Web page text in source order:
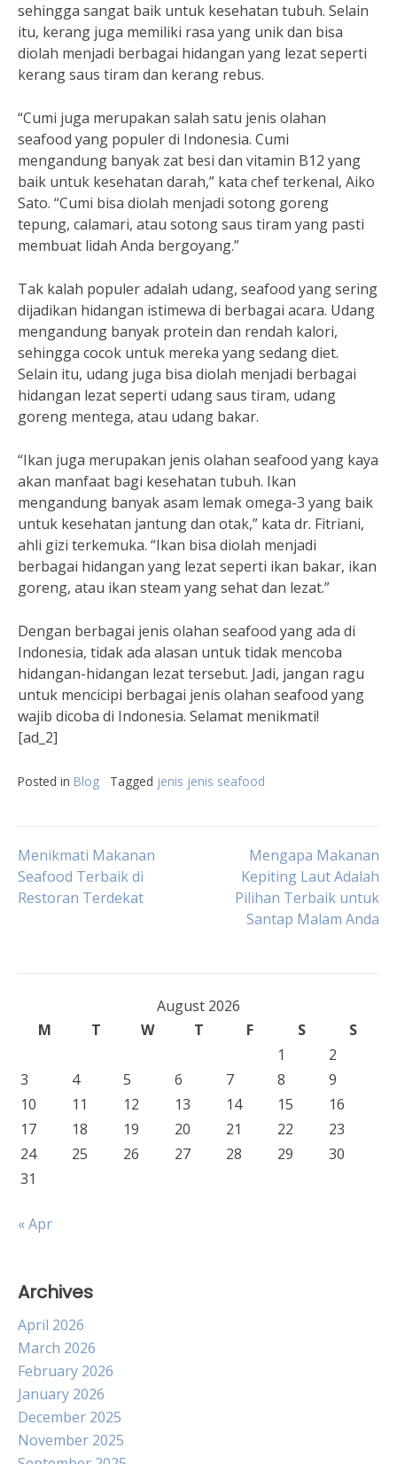
sehingga sangat baik untuk kesehatan tubuh. Selain
itu, kerang juga memiliki rasa yang unik dan bisa
diolah menjadi berbagai hidangan yang lezat seperti
kerang saus tiram dan kerang rebus.
“Cumi juga merupakan salah satu jenis olahan
seafood yang populer di Indonesia. Cumi
mengandung banyak zat besi dan vitamin B12 yang
baik untuk kesehatan darah,” kata chef terkenal, Aiko
Sato. “Cumi bisa diolah menjadi sotong goreng
tepung, calamari, atau sotong saus tiram yang pasti
membuat lidah Anda bergoyang.”
Tak kalah populer adalah udang, seafood yang sering
dijadikan hidangan istimewa di berbagai acara. Udang
mengandung banyak protein dan rendah kalori,
sehingga cocok untuk mereka yang sedang diet.
Selain itu, udang juga bisa diolah menjadi berbagai
hidangan lezat seperti udang saus tiram, udang
goreng mentega, atau udang bakar.
“Ikan juga merupakan jenis olahan seafood yang kaya
akan manfaat bagi kesehatan tubuh. Ikan
mengandung banyak asam lemak omega-3 yang baik
untuk kesehatan jantung dan otak,” kata dr. Fitriani,
ahli gizi terkemuka. “Ikan bisa diolah menjadi
berbagai hidangan yang lezat seperti ikan bakar, ikan
goreng, atau ikan steam yang sehat dan lezat.”
Dengan berbagai jenis olahan seafood yang ada di
Indonesia, tidak ada alasan untuk tidak mencoba
hidangan-hidangan lezat tersebut. Jadi, jangan ragu
untuk mencicipi berbagai jenis olahan seafood yang
wajib dicoba di Indonesia. Selamat menikmati!
[ad_2]
Posted in Blog Tagged jenis jenis seafood
Post
navigation
Menikmati Makanan
Seafood Terbaik di
Restoran Terdekat
Mengapa Makanan
Kepiting Laut Adalah
Pilihan Terbaik untuk
Santap Malam Anda
August 2026
M
T W T F S
S
1
2
3
4 5 6 7 8
9
10
11 12 13 14 15
16
17
18 19 20 21 22
23
24
25 26 27 28 29
30
31
« Apr
Archives
April 2026
March 2026
February 2026
January 2026
December 2025
November 2025